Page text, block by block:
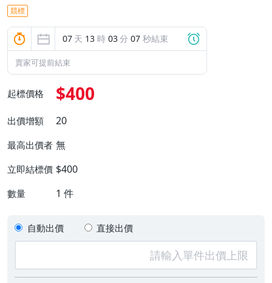
競標
07 天 13 時 03分 06 秒結束
賣家可提前結束
起標價格 $400
出價增額 20
最高出價者 無
立即結標價 $400
數量 1 件
自動出價 直接出價